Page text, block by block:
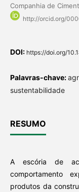
Companhia de
http://orcid.org/
DOI: https://doi.org/
Palavras-chave:
sustentabilidade
RESUMO
A escória de
comportamento
produtos da